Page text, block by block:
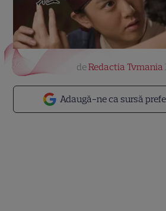
Adaugă-ne ca sursă
deRedactia Tvmania